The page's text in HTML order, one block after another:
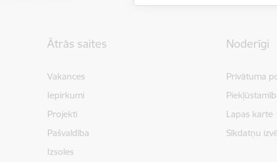
Ātrās saites
Vakances
Iepirkumi
Projekti
Pašvaldība
Izsoles
Noderīgi
Privātuma
Lapas karte
Sīkdatņu